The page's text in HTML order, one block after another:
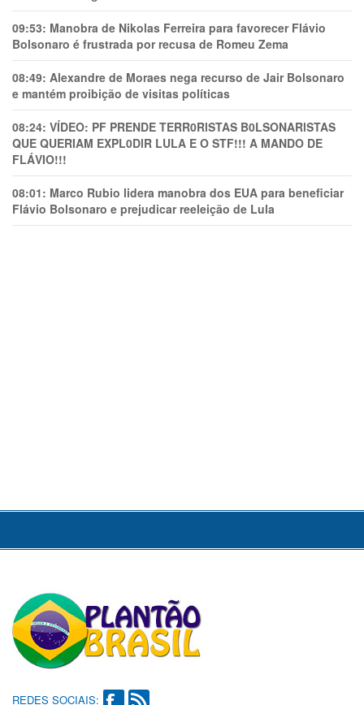
09:53: Manobra de Nikolas Ferreira para favorecer Flávio
Bolsonaro é frustrada por recusa de Romeu Zema
08:49: Alexandre de Moraes nega recurso de Jair Bolsonaro
e mantém proibição de visitas políticas
08:24: VÍDEO: PF PRENDE TERR0RlSTAS B0LSONARlSTAS
QUE QUERIAM EXPL0DlR LULA E O STF!!! A MANDO DE
FLÁVIO!!!
08:01: Marco Rubio lidera manobra dos EUA para beneficiar
Flávio Bolsonaro e prejudicar reeleição de Lula
REDES SOCIAIS: